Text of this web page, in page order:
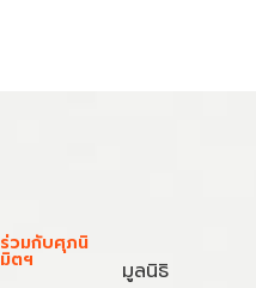
ร่วมกับศุภนิ
มิตฯ
มูลนิธิ